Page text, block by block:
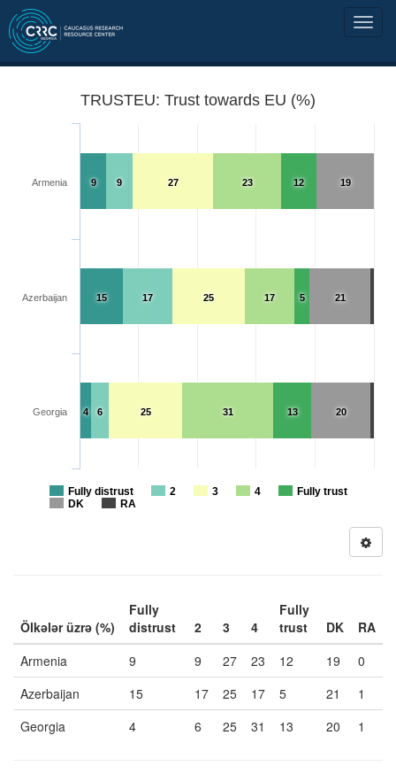
TRUSTEU: Trust towards EU (%)
19
21
20
12
5
13
23
17
31
27
25
25
9
17
6
9
15
4
Fully distrust 2 3 4
Fully trust
DK
RA
Armenia
Azerbaijan
Georgia
Ölkələr üzrə (%)
Fully
distrust
2 3 4
Fully
trust
DK
RA
Armenia
9 9 27 23 12 19
0
Azerbaijan
15 17 25 17 5 21
1
Georgia
4 6 25 31 13 20 1